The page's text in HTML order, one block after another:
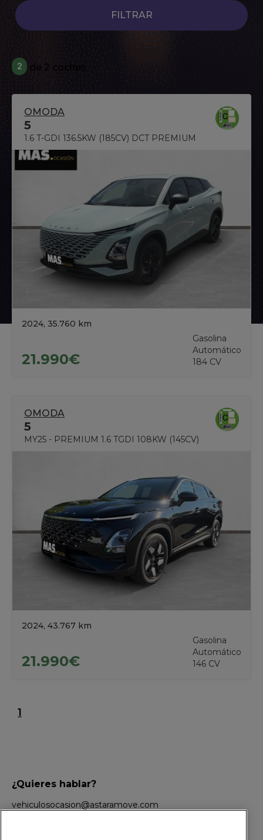
FILTRAR
2 de 2 coches
OMODA
5
1.6 T-GDI 136.5KW (185CV) DCT PREMIUM
2024, 35.760 km
21.990€
Gasolina
Automático
184 CV
OMODA
5
MY25 - PREMIUM 1.6 TGDI 108KW (145CV)
2024, 43.767 km
21.990€
Gasolina
Automático
146 CV
1
¿Quieres hablar?
vehiculosocasion@astaramove.com